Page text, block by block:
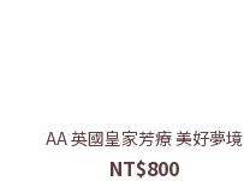
AA 英國皇家芳療 美好夢境
NT$800